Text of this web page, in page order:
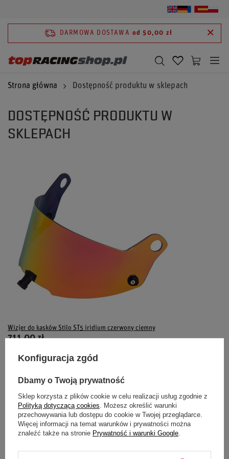
DARMOWA DOSTAWA od 50,00 zł
Strona główna Dostępność produktu w sklepach
DOSTĘPNOŚĆ PRODUKTU W
SKLEPACH
Wizjer do kasków Stilo ST5 iridium czerwony ciemny
711,00 zł
Magazyn firmy Top Racing
Konfiguracja zgód
Dbamy o Twoją prywatność
Sklep korzysta z plików cookie w celu realizacji usług zgodnie z
Polityką dotyczącą cookies. Możesz określić warunki
przechowywania lub dostępu do cookie w Twojej przeglądarce.
Więcej informacji na temat warunków i prywatności można
znaleźć także na stronie Prywatność i warunki Google.